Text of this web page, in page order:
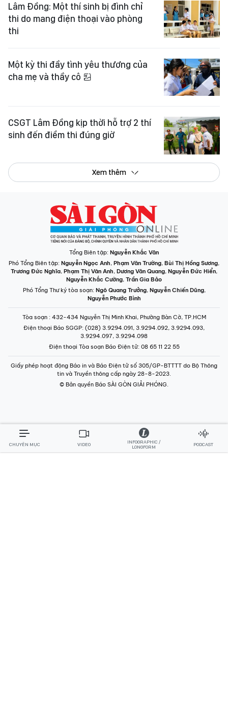
Lâm Đồng: Một thí sinh bị đình chỉ
thi do mang điện thoại vào phòng
thi
Một kỳ thi đầy tình yêu thương của
cha mẹ và thầy cô
CSGT Lâm Đồng kịp thời hỗ trợ 2 thí
sinh đến điểm thi đúng giờ
Xem thêm
Tổng Biên tập: Nguyễn Khắc Văn
Phó Tổng Biên tập: Nguyễn Ngọc Anh, Phạm Văn Trường, Bùi Thị Hồng Sương,
Trương Đức Nghĩa, Phạm Thị Vân Anh, Dương Văn Quang, Nguyễn Đức Hiển,
Nguyễn Khắc Cường, Trần Gia Bảo
Phó Tổng Thư ký tòa soạn: Ngô Quang Trưởng, Nguyễn Chiến Dũng,
Nguyễn Phước Bình
Tòa soạn : 432-434 Nguyễn Thị Minh Khai, Phường Bàn Cờ, TP.HCM
Điện thoại Báo SGGP: (028) 3.9294.091, 3.9294.092, 3.9294.093,
3.9294.097, 3.9294.098
Điện thoại Tòa soạn Báo Điện tử: 08 65 11 22 55
Giấy phép hoạt động Báo in và Báo Điện tử số 305/GP-BTTTT do Bộ Thông
tin và Truyền thông cấp ngày 28-8-2023.
© Bản quyền Báo SÀI GÒN GIẢI PHÓNG.
CHUYÊN MỤC VIDEO
INFOGRAPHIC /
LONGFORM
PODCAST